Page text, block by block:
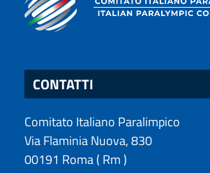
CONTATTI
Comitato Italiano Paralimpico
Via Flaminia Nuova, 830
00191 Roma( Rm)